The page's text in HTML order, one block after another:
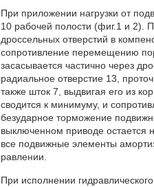
При приложении нагрузки от
10 рабочей полости (фиг.1 и 2).
дроссельных отверстий в
сопротивление перемещению
засасывается частично через
радиальное отверстие 13,
также шток 7, выдвигая его из
сводится к минимуму, и
безударное торможение
выключенном приводе остается
все подвижные элементы
равлении.
При исполнении